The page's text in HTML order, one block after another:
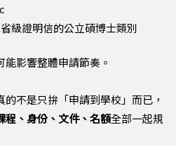
級證明信的公立碩博士類別
影響整體申請節奏。
不是只拚「申請到學校」而已，
程、身份、文件、名額全部一起規